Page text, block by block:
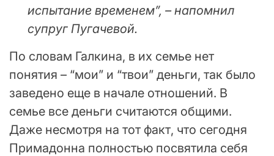
испытание временем”, – напомнил
супруг Пугачевой.
По словам Галкина, в их семье нет
понятия – “мои” и “твои” деньги, так было
заведено еще в начале отношений. В
семье все деньги считаются общими.
Даже несмотря на тот факт, что сегодня
Примадонна полностью посвятила себя